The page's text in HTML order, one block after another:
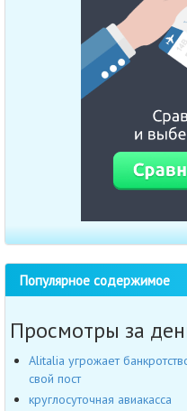
Популярное содержимое
Просмотры за
Alitalia угрожает
свой пост
круглосуточная авиакасса